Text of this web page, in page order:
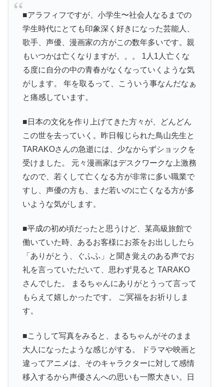
■アラフィフですが、小学生〜社会人なるまでの
学生時代にとても印象深く好きになった芸能人、
歌手、声優、漫画家の方がこの数年多いです。親
もいつかは亡くなりますが。。。 1人1人亡くな
る度に自分の中の青春がなくなっていくような気
がします。 年を取るって、こういう事なんだなぁ
と痛感しています。
■日本の文化を作り上げてきた方々が、どんどん
この世を去っていく。昨日報じられた鳥山先生と
TARAKOさんの急逝には、少なからずショックを
受けました。 元々漫画家はデスクワークな上激務
なので、若くして亡くなる方が非常に多い職業で
すし、声優の方も、まだ若いのに亡くなる方が多
いような気がします。
■平成の初め頃だったと思うけど、某高級旅館で
働いていた時、あるお客様にお茶をお出ししたら
「ありがとう、ぐふふ」と聞き覚えのある声でお
礼を言っていただいて、思わず見ると TARAKO
さんでした。 まるちゃんにありがとうって言って
もらえて嬉しかったです。 ご冥福をお祈りしま
す。
■こうして写真をみると、まるちゃんがそのまま
大人になったような感じがする。 ドラマや映画と
違ってアニメは、そのキャラクターに対して感情
移入するから声優さんへの思いも一際大きい。日